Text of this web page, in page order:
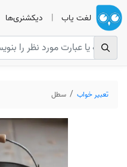
لغت یاب | دیکشنری‌ها
تعبیر خواب سطل